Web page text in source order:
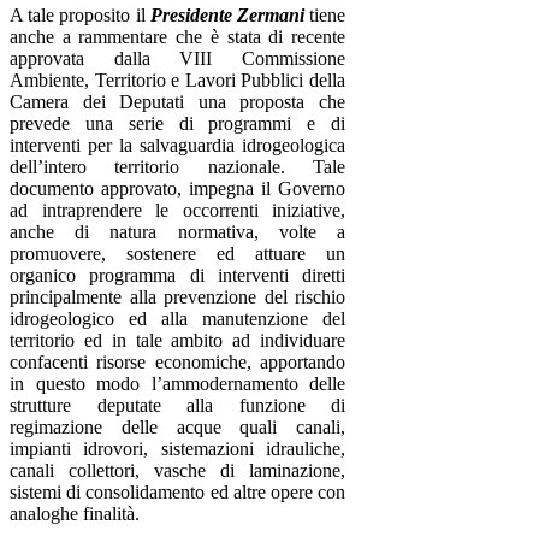
A tale proposito il Presidente Zermanitiene
anche a rammentare che è stata di recente
approvata dalla VIII Commissione
Ambiente, Territorio e Lavori Pubblici della
Camera dei Deputati una proposta che
prevede una serie di programmi e di
interventi per la salvaguardia idrogeologica
dell’intero territorio nazionale. Tale
documento approvato, impegna il Governo
ad intraprendere le occorrenti iniziative,
anche di natura normativa, volte a
promuovere, sostenere ed attuare un
organico programma di interventi diretti
principalmente alla prevenzione del rischio
idrogeologico ed alla manutenzione del
territorio ed in tale ambito ad individuare
confacenti risorse economiche, apportando
in questo modo l’ammodernamento delle
strutture deputate alla funzione di
regimazione delle acque quali canali,
impianti idrovori, sistemazioni idrauliche,
canali collettori, vasche di laminazione,
sistemi di consolidamento ed altre opere con
analoghe finalità.